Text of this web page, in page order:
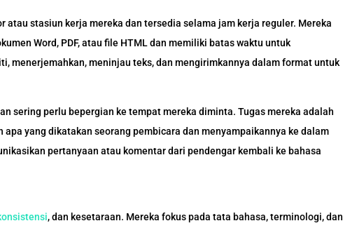
atau stasiun kerja mereka dan tersedia selama jam kerja reguler. Mereka
Word, PDF, atau file HTML dan memiliki batas waktu untuk
menerjemahkan, meninjau teks, dan mengirimkannya dalam format untuk
sering perlu bepergian ke tempat mereka diminta. Tugas mereka adalah
yang dikatakan seorang pembicara dan menyampaikannya ke dalam
pertanyaan atau komentar dari pendengar kembali ke bahasa
, dan kesetaraan. Mereka fokus pada tata bahasa, terminologi, dan